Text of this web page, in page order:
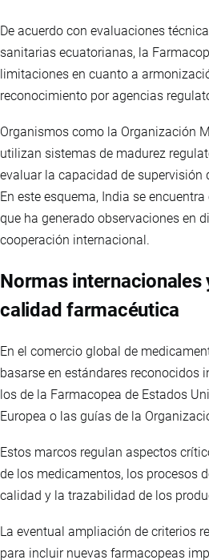
De acuerdo con evaluaciones
sanitarias ecuatorianas, la
limitaciones en cuanto a
reconocimiento por agencias
Organismos como la Organización
utilizan sistemas de madurez
evaluar la capacidad de supervisión
En este esquema, India se
que ha generado observaciones en
cooperación internacional.
Normas internacionales
calidad farmacéutica
En el comercio global de
basarse en estándares reconocidos
los de la Farmacopea de Estados
Europea o las guías de la
Estos marcos regulan aspectos
de los medicamentos, los procesos
calidad y la trazabilidad de los
La eventual ampliación de criterios
para incluir nuevas farmacopeas